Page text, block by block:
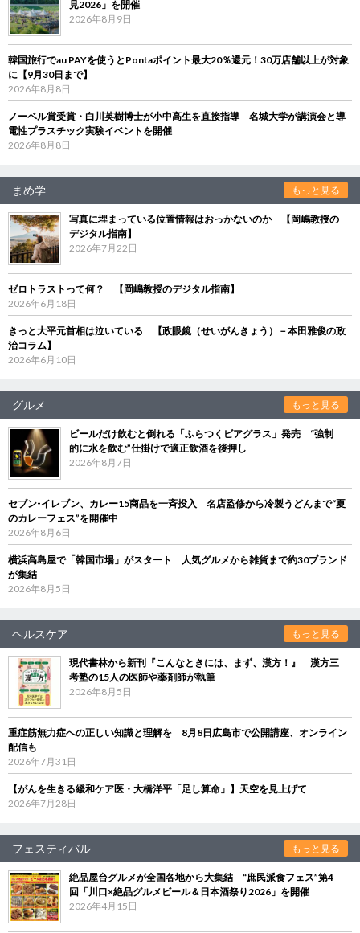
見2026」を開催
2026年8月9日
韓国旅行でau PAYを使うとPontaポイント最大20％還元！30万店舗以上が対象
に【9月30日まで】
2026年8月8日
ノーベル賞受賞・白川英樹博士が小中高生を直接指導 名城大学が講演会と導
電性プラスチック実験イベントを開催
2026年8月8日
まめ学 もっと見る
写真に埋まっている位置情報はおっかないのか 【岡嶋教授の
デジタル指南】
2026年7月22日
ゼロトラストって何？ 【岡嶋教授のデジタル指南】
2026年6月18日
きっと大平元首相は泣いている 【政眼鏡（せいがんきょう）－本田雅俊の政
治コラム】
2026年6月10日
グルメ もっと見る
ビールだけ飲むと倒れる「ふらつくビアグラス」発売 “強制
的に水を飲む”仕掛けで適正飲酒を後押し
2026年8月7日
セブン‐イレブン、カレー15商品を一斉投入 名店監修から冷製うどんまで“夏
のカレーフェス”を開催中
2026年8月6日
横浜高島屋で「韓国市場」がスタート 人気グルメから雑貨まで約30ブランド
が集結
2026年8月5日
ヘルスケア もっと見る
現代書林から新刊『こんなときには、まず、漢方！』 漢方三
考塾の15人の医師や薬剤師が執筆
2026年8月5日
重症筋無力症への正しい知識と理解を 8月8日広島市で公開講座、オンライン
配信も
2026年7月31日
【がんを生きる緩和ケア医・大橋洋平「足し算命」】天空を見上げて
2026年7月28日
フェスティバル もっと見る
絶品屋台グルメが全国各地から大集結 “庶民派食フェス”第4
回「川口×絶品グルメビール＆日本酒祭り2026」を開催
2026年4月15日